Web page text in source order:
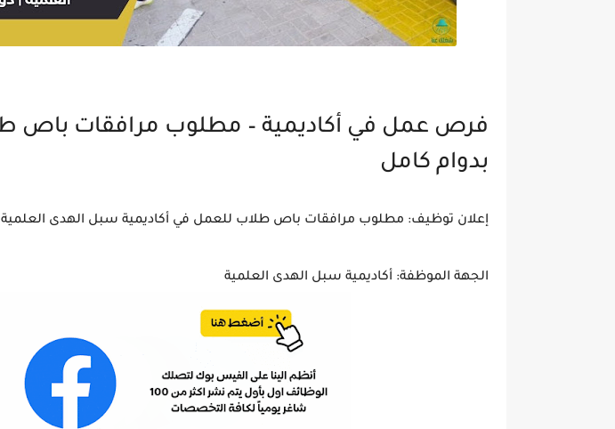
بدوام كامل
إعلان توظيف: مطلوب مرافقات باص طلاب للعمل في أكاديمية سبل الهدى العلمية
الجهة الموظفة: أكاديمية سبل الهدى العلمية